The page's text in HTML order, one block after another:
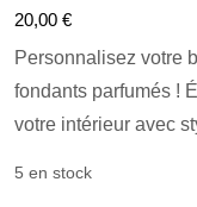
20,00 €
Personnalisez votre
fondants parfumés !
votre intérieur avec
5 en stock